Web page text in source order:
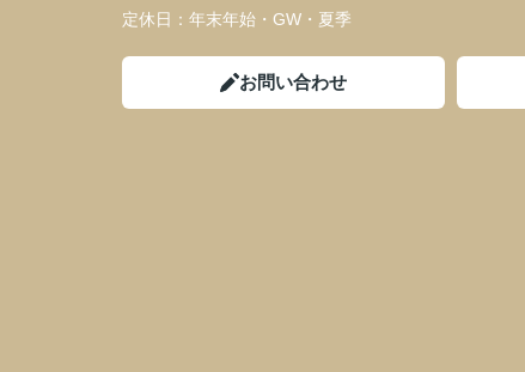
定休日： 年末年始・GW・夏季
お問い合わせ